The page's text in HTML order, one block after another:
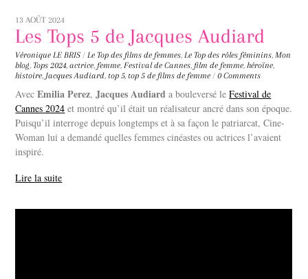
13 AOÛT 2024
Les Tops 5 de Jacques Audiard
Véronique LE BRIS / Le Top des films de femmes,Le Top des rôles féminins,Mon
blog,Tops 2024,actrice, femme,Festival de Cannes, film de femme,héroïne,
histoire, Jacques Audiard, top 5, top 5 de films de femme / 0 Comments
AvecEmilia Perez,Jacques Audiard a bouleversé leFestival de
Cannes 2024 et montré qu’il était un réalisateur ancré dans son époque.
Puisqu’il interroge depuis longtemps et à sa façon le patriarcat, Cine-
Woman lui a demandé quelles femmes cinéastes ou actrices l’avaient
inspiré.
Lire la suite